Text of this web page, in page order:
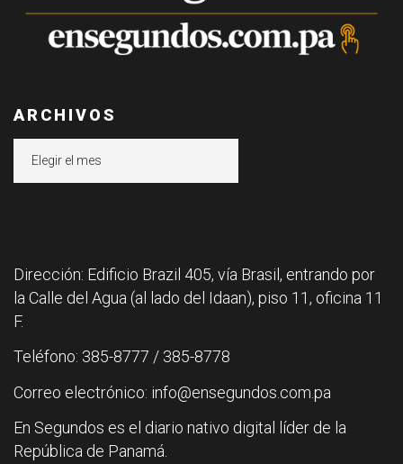
ARCHIVOS
Dirección: Edificio Brazil 405, vía Brasil, entrando por
la Calle del Agua (al lado del Idaan), piso 11, oficina 11
F.
Teléfono: 385-8777 / 385-8778
Correo electrónico: info@ensegundos.com.pa
En Segundos es el diario nativo digital líder de la
República de Panamá.